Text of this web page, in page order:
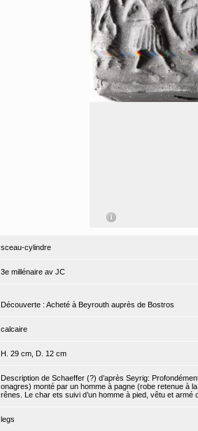
sceau-cylindre
3e millénaire av JC
Découverte : Acheté à Beyrouth auprès de Bostros
calcaire
H. 29 cm, D. 12 cm
Description de Schaeffer (?) d’après Seyrig:
onagres) monté par un homme à pagne (robe retenue à
rênes. Le char ets suivi d’un homme à pied, vêtu et
legs